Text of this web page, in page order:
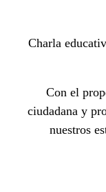
Charla
Con el
ciudadana y
nuestros